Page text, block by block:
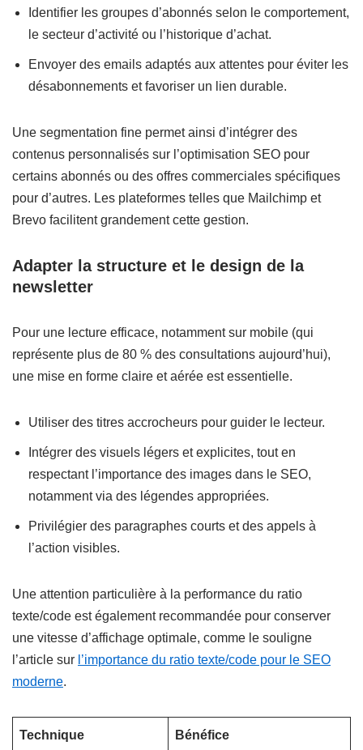
Identifier les groupes d’abonnés selon le comportement,
le secteur d’activité ou l’historique d’achat.
Envoyer des emails adaptés aux attentes pour éviter les
désabonnements et favoriser un lien durable.
Une segmentation fine permet ainsi d’intégrer des
contenus personnalisés sur l’optimisation SEO pour
certains abonnés ou des offres commerciales spécifiques
pour d’autres. Les plateformes telles que Mailchimp et
Brevo facilitent grandement cette gestion.
Adapter la structure et le design de la
newsletter
Pour une lecture efficace, notamment sur mobile (qui
représente plus de 80 % des consultations aujourd’hui),
une mise en forme claire et aérée est essentielle.
Utiliser des titres accrocheurs pour guider le lecteur.
Intégrer des visuels légers et explicites, tout en
respectant l’importance des images dans le SEO,
notamment via des légendes appropriées.
Privilégier des paragraphes courts et des appels à
l’action visibles.
Une attention particulière à la performance du ratio
texte/code est également recommandée pour conserver
une vitesse d’affichage optimale, comme le souligne
l’article sur l’importance du ratio texte/code pour le SEO
moderne.
Technique Bénéfice